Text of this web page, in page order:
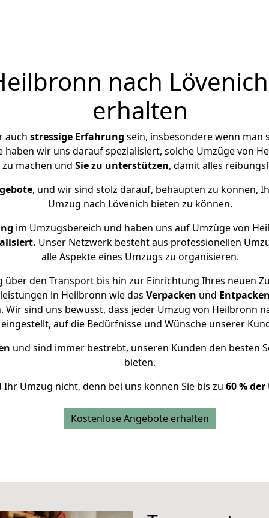
nach
erhalten
auch stressige Erfahrung sein, insbesondere wenn man
haben wir uns darauf spezialisiert, solche Umzüge von
machen und Sie zu unterstützen, damit alles
, und wir sind stolz darauf, behaupten zu können,
Umzug nach Lövenich bieten zu können.
im Umzugsbereich und haben uns auf Umzüge von
Unser Netzwerk besteht aus professionellen
alle Aspekte eines Umzugs zu organisieren.
über den Transport bis hin zur Einrichtung Ihres neuen
in Heilbronn wie das Verpacken und Entpacken
sind uns bewusst, dass jeder Umzug von Heilbronn
auf die Bedürfnisse und Wünsche unserer
und sind immer bestrebt, unseren Kunden den besten
bieten.
Umzug nicht, denn bei uns können Sie bis zu 60 %
Kostenlose Angebote erhalten